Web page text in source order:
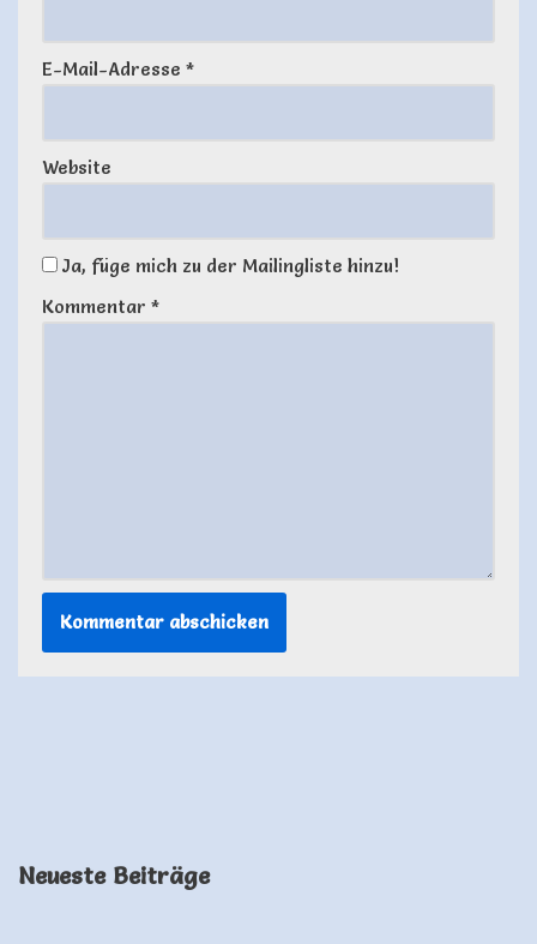
E-Mail-Adresse *
Website
Ja, füge mich zu der Mailingliste hinzu!
Kommentar *
Neueste Beiträge